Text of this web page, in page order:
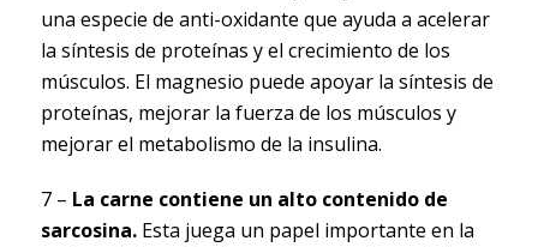
una especie de anti-oxidante que ayuda a acelerar
la síntesis de proteínas y el crecimiento de los
músculos. El magnesio puede apoyar la síntesis de
proteínas, mejorar la fuerza de los músculos y
mejorar el metabolismo de la insulina.
7 – La carne contiene un alto contenido de
sarcosina.Esta juega un papel importante en la